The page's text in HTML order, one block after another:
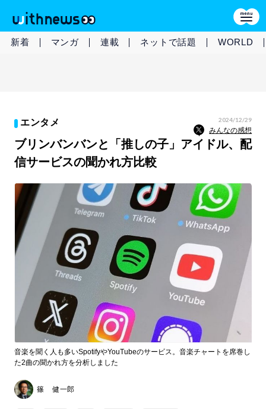
新着 マンガ 連載 ネットで話題 WORLD
エンタメ 2024/12/29
みんなの感想
ブリンバンバンと「推しの子」アイドル、配
信サービスの聞かれ方比較
音楽を聞く人も多いSpotifyやYouTubeのサービス。音楽チャートを席巻し
た2曲の聞かれ方を分析しました
篠 健一郎